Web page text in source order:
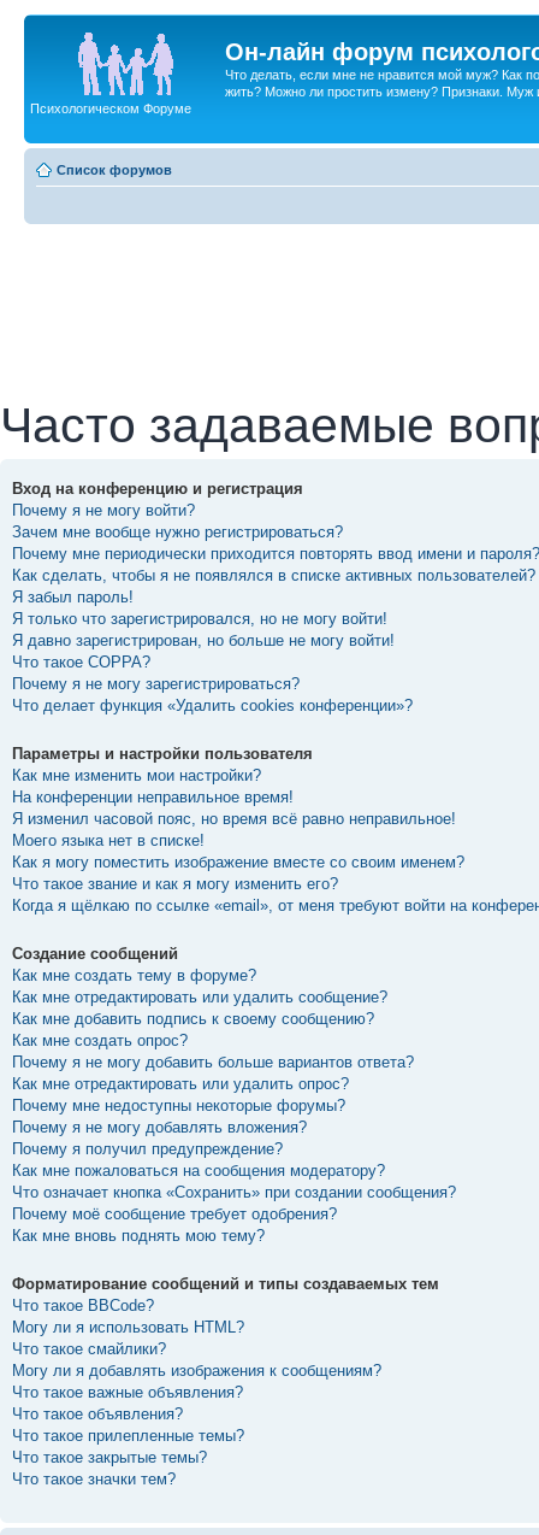
Он-лайн форум
Что делать, если мне не нравится мой муж? Как
жить? Можно ли простить измену? Признаки. Муж
Психологическом Форуме
Список форумов
Часто задаваемые
Вход на конференцию и регистрация
Почему я не могу войти?
Зачем мне вообще нужно регистрироваться?
Почему мне периодически приходится повторять ввод имени и пароля?
Как сделать, чтобы я не появлялся в списке активных пользователей?
Я забыл пароль!
Я только что зарегистрировался, но не могу войти!
Я давно зарегистрирован, но больше не могу войти!
Что такое COPPA?
Почему я не могу зарегистрироваться?
Что делает функция «Удалить cookies конференции»?
Параметры и настройки пользователя
Как мне изменить мои настройки?
На конференции неправильное время!
Я изменил часовой пояс, но время всё равно неправильное!
Моего языка нет в списке!
Как я могу поместить изображение вместе со своим именем?
Что такое звание и как я могу изменить его?
Когда я щёлкаю по ссылке «email», от меня требуют войти на
Создание сообщений
Как мне создать тему в форуме?
Как мне отредактировать или удалить сообщение?
Как мне добавить подпись к своему сообщению?
Как мне создать опрос?
Почему я не могу добавить больше вариантов ответа?
Как мне отредактировать или удалить опрос?
Почему мне недоступны некоторые форумы?
Почему я не могу добавлять вложения?
Почему я получил предупреждение?
Как мне пожаловаться на сообщения модератору?
Что означает кнопка «Сохранить» при создании сообщения?
Почему моё сообщение требует одобрения?
Как мне вновь поднять мою тему?
Форматирование сообщений и типы создаваемых тем
Что такое BBCode?
Могу ли я использовать HTML?
Что такое смайлики?
Могу ли я добавлять изображения к сообщениям?
Что такое важные объявления?
Что такое объявления?
Что такое прилепленные темы?
Что такое закрытые темы?
Что такое значки тем?